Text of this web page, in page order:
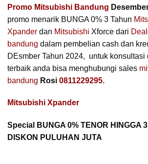
Promo Mitsubishi Bandung
promo menarik BUNGA 0% 3 Tahun
Xpander dan Mitsubishi Xforce dari
bandung dalam pembelian cash dan
DEsmber Tahun 2024, untuk konsultasi
terbaik anda bisa menghubungi sales
bandung Rosi 0811229295.
Mitsubishi Xpander
Special BUNGA 0% TENOR HINGGA
DISKON PULUHAN JUTA